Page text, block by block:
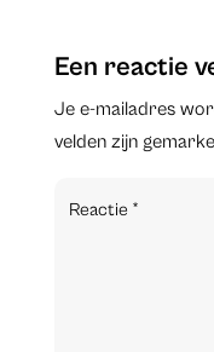
Een reactie
Je e-mailadres
velden zijn